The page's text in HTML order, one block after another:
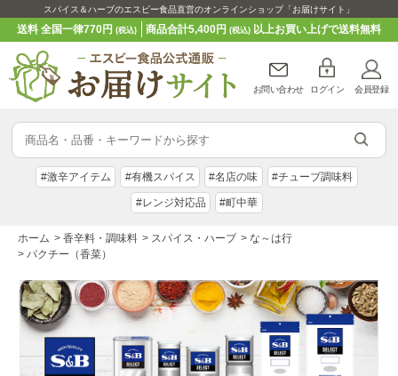
スパイス＆ハーブのエスビー食品直営のオンラインショップ「お届けサイト」
送料 全国一律770円(税込) 商品合計5,400円 (税込)以上お買い上げで送料無料
お問い合わせ ログイン 会員登録
#激辛アイテム #有機スパイス #名店の味 #チューブ調味料
#レンジ対応品 #町中華
ホーム > 香辛料・調味料 > スパイス・ハーブ > な～は行
> パクチー（香菜）